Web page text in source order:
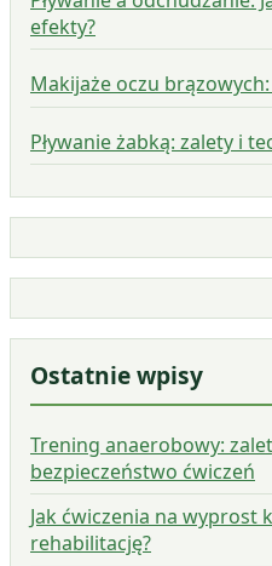
efekty?
Makijaże oczu
Pływanie żabką: zalety i
Ostatnie wpisy
Trening anaerobowy:
bezpieczeństwo ćwiczeń
Jak ćwiczenia na wyprost
rehabilitację?